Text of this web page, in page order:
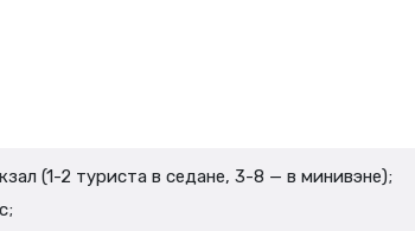
(1-2 туриста в седане, 3-8 — в минивэне);